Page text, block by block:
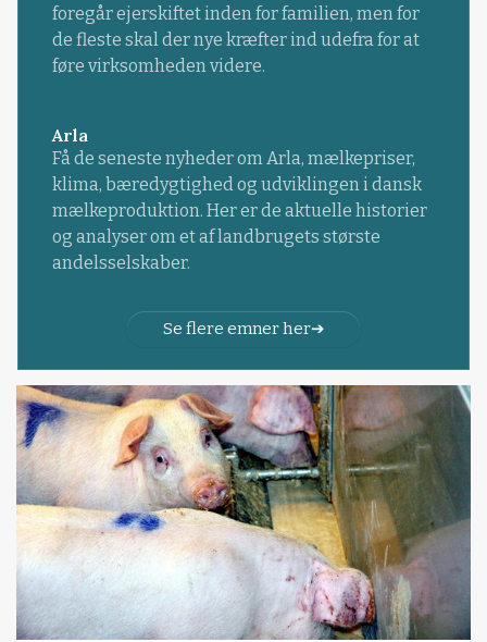
foregår ejerskiftet inden for familien, men for
de fleste skal der nye kræfter ind udefra for at
føre virksomheden videre.
Arla
Få de seneste nyheder om Arla, mælkepriser,
klima, bæredygtighed og udviklingen i dansk
mælkeproduktion. Her er de aktuelle historier
og analyser om et af landbrugets største
andelsselskaber.
Se flere emner her